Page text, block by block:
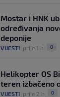
Mostar i HNK
određivanja
deponije
VIJESTI prije 1 h 0
Helikopter OS
teren izbačeno
VIJESTI prije 2 h 0